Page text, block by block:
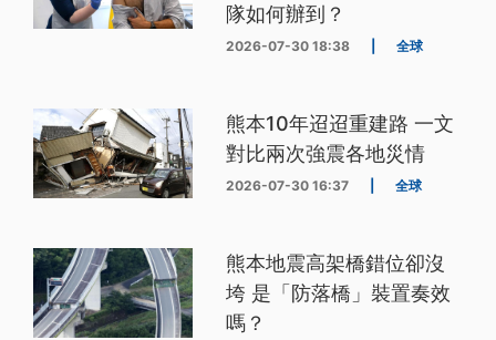
隊如何辦到？
2026-07-30 18:38 全球
熊本10年迢迢重建路 一文
對比兩次強震各地災情
2026-07-30 16:37 全球
熊本地震高架橋錯位卻沒
垮 是「防落橋」裝置奏效
嗎？